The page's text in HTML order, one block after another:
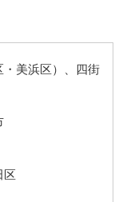
美浜区）、四街
区